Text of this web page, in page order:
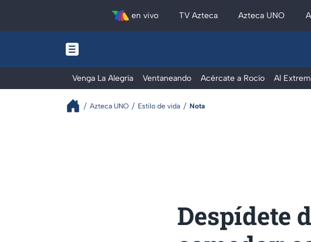
en vivo TV Azteca Azteca UNO
Venga La Alegría Ventaneando Acércate a Rocío Al
Azteca UNO Estilo de vida Nota
Despídete